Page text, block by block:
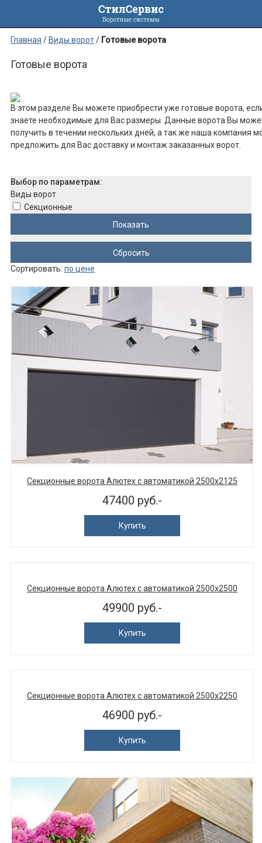
Главная / Виды ворот/ Готовые ворота
Готовые ворота
В этом разделе Вы можете приобрести уже готовые ворота,
знаете необходимые для Вас размеры. Данные ворота Вы
получить в течении нескольких дней, а так же наша компания
предложить для Вас доставку и монтаж заказанных ворот.
Выбор по параметрам:
Виды ворот
Секционные
Сортировать: по цене
Секционные ворота Алютех с автоматикой 2500х2125
47400 руб.-
Купить
Секционные ворота Алютех с автоматикой 2500х2500
49900 руб.-
Купить
Секционные ворота Алютех с автоматикой 2500х2250
46900 руб.-
Купить